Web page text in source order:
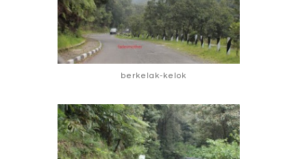
berkelak-kelok